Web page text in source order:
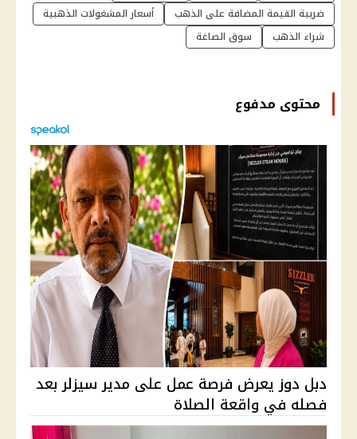
ضريبة القيمة المضافة على الذهب
أسعار المشغولات الذهبية
شراء الذهب
سوق الصاغة
محتوى مدفوع
دبل دوز يعرض فرصة عمل على مدير سيزلر بعد
فصله في واقعة الصلاة